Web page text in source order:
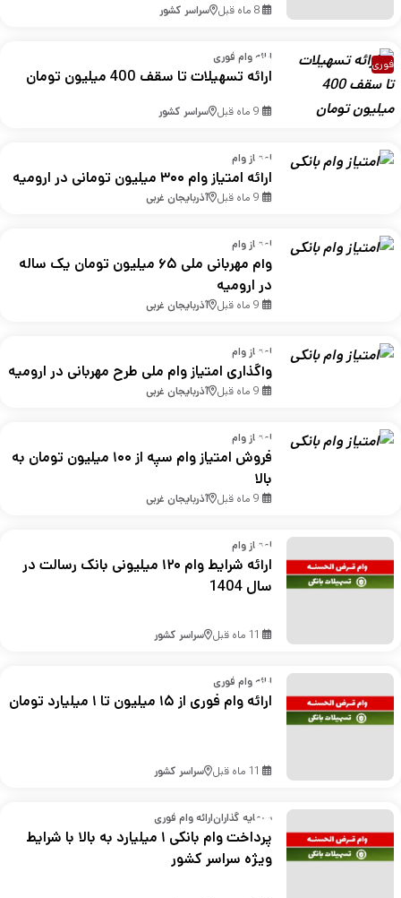
8 ماه قبل سراسر کشور
فوری ارائه وام فوری
ارائه تسهیلات تا سقف 400 میلیون تومان
9 ماه قبل سراسر کشور
امتیاز وام
ارائه امتیاز وام ۳۰۰ میلیون تومانی در ارومیه
9 ماه قبل آذربایجان غربی
امتیاز وام
وام مهربانی ملی ۶۵ میلیون تومان یک ساله
در ارومیه
9 ماه قبل آذربایجان غربی
امتیاز وام
واگذاری امتیاز وام ملی طرح مهربانی در ارومیه
9 ماه قبل آذربایجان غربی
امتیاز وام
فروش امتیاز وام سپه از ۱۰۰ میلیون تومان به
بالا
9 ماه قبل آذربایجان غربی
امتیاز وام
ارائه شرایط وام ۱۲۰ میلیونی بانک رسالت در
سال 1404
11 ماه قبل سراسر کشور
ارائه وام فوری
ارائه وام فوری از ۱۵ میلیون تا ۱ میلیارد تومان
11 ماه قبل سراسر کشور
سرمایه گذارانارائه وام فوری
پرداخت وام بانکی ۱ میلیارد به بالا با شرایط
ویژه سراسر کشور